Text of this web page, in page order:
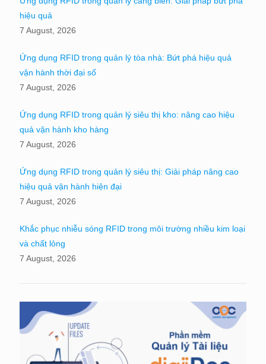
hiệu quả
7 August, 2026
Ứng dụng RFID trong quản lý tòa nhà: Bứt phá hiệu quả
vận hành thời đại số
7 August, 2026
Ứng dụng RFID trong quản lý siêu thị kho: nâng cao hiệu
quả vận hành kho hàng
7 August, 2026
Ứng dụng RFID trong quản lý siêu thị: Giải pháp nâng cao
hiệu quả vận hành hiện đại
7 August, 2026
Khắc phục nhiễu sóng RFID trong môi trường nhiều kim loại
và chất lỏng
7 August, 2026